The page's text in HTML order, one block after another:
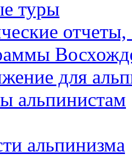
туры
для
альпинистам
альпинизма